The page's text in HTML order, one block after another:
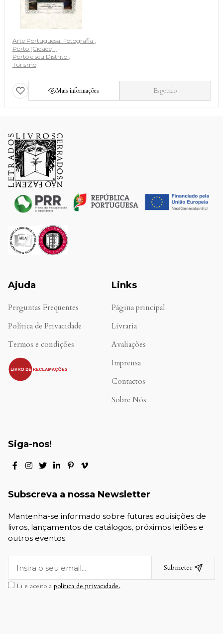
Arte Portuguesa: Fotografia
Porto [Cidade]
Porto e seu Distrito
Turismo
Mais informações Esgotado
Ajuda
Perguntas Frequentes
Política de Privacidade
Termos e condições
.
Links
Página principal
Livraria
Avaliações
Imprensa
Contactos
Sobre Nós
Siga-nos!
Subscreva a nossa Newsletter
Mantenha-se informado sobre futuras aquisições de
livros, lançamentos de catálogos, próximos leilões e
outros eventos.
Submeter
Li e aceito a política de privacidade.